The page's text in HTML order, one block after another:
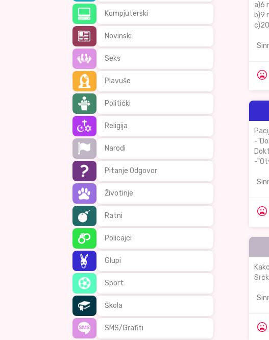
Kompjuterski
Novinski
Seks
Plavuše
Politički
Religija
Narodi
Pitanje Odgovor
Životinje
Ratni
Policajci
Glupi
Sport
Škola
SMS/Grafiti
a)6
b)9
-
-